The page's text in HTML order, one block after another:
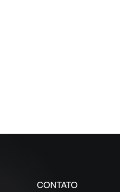
inferior a
CONTATO